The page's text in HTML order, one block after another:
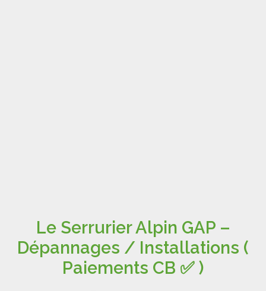
Le Serrurier Alpin GAP –
Dépannages / Installations (
Paiements CB ✅ )